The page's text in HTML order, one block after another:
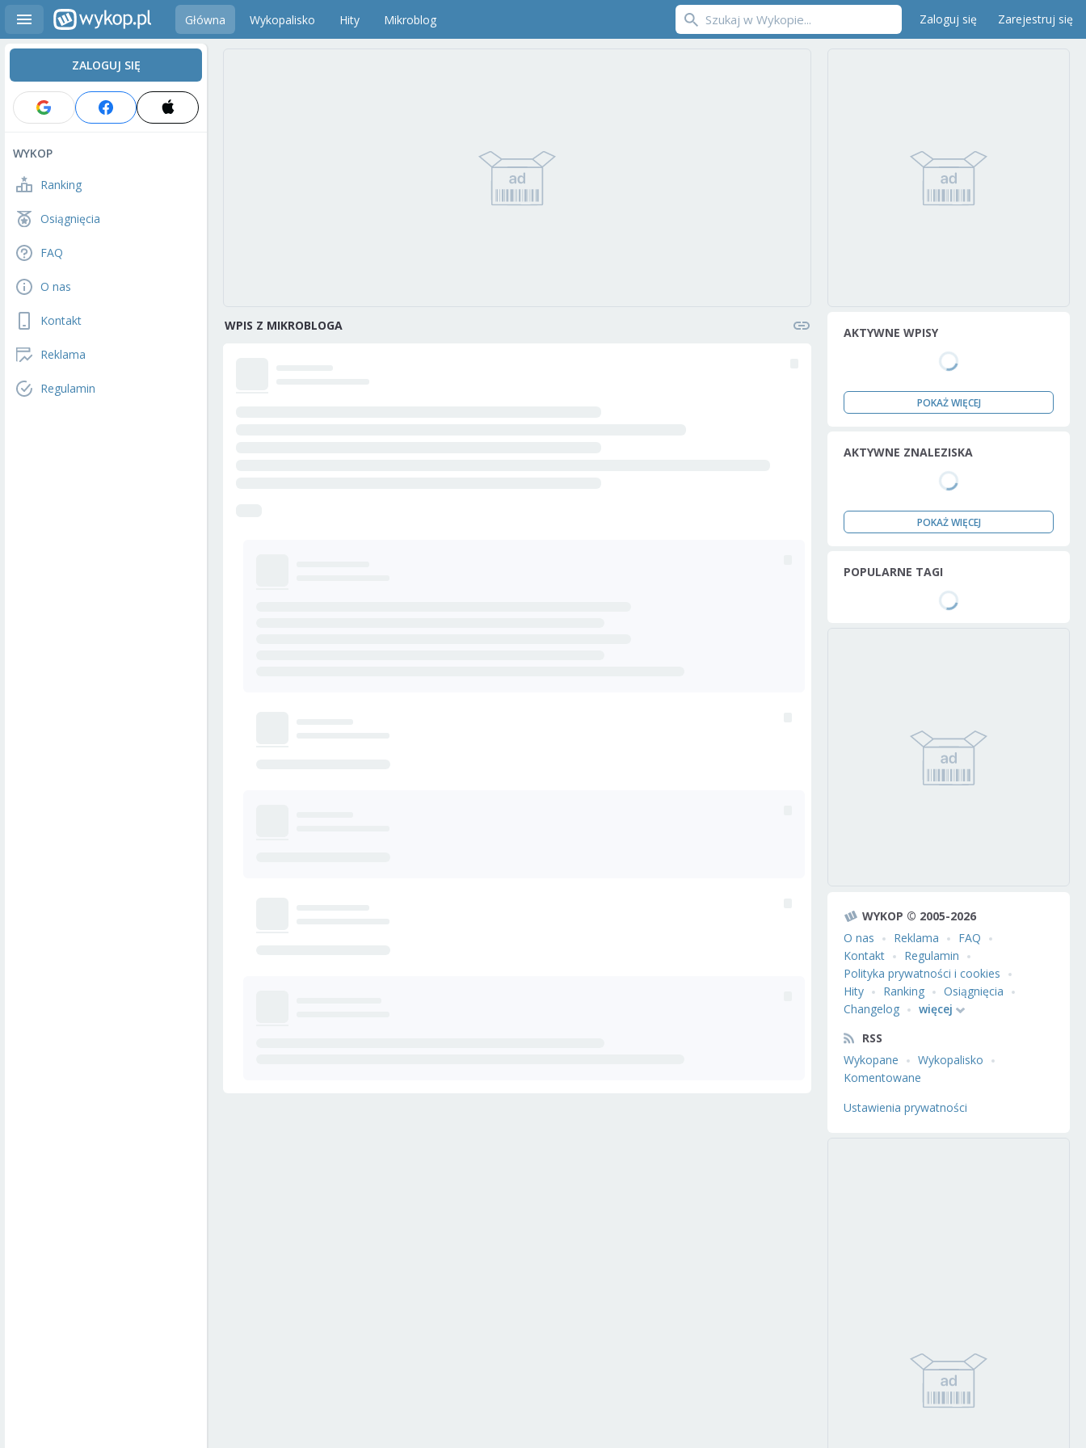
Główna Wykopalisko Hity Mikroblog Zaloguj się Zarejestruj się
ZALOGUJ SIĘ
WYKOP
Ranking
Osiągnięcia
FAQ
O nas
Kontakt
Reklama
Regulamin
WPIS Z MIKROBLOGA AKTYWNE WPISY
POKAŻ WIĘCEJ
AKTYWNE ZNALEZISKA
POKAŻ WIĘCEJ
POPULARNE TAGI
WYKOP © 2005-2026
O nas
Reklama
FAQ
Kontakt
Regulamin
Polityka prywatności i cookies
Hity
Ranking
Osiągnięcia
Changelog
więcej
RSS
Wykopane
Wykopalisko
Komentowane
Ustawienia prywatności